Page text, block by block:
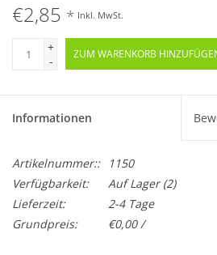
€2,85 * Inkl. MwSt.
+
-
ZUM WARENKORB
Informationen
Artikelnummer::
1150
Verfügbarkeit:
Auf Lager(2)
Lieferzeit:
2-4 Tage
Grundpreis:
€0,00 /